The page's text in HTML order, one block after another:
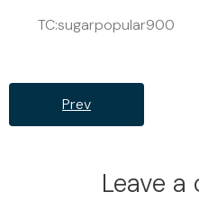
TC:sugarpopular900
Prev
Leave